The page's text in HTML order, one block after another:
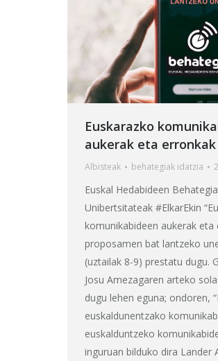
Euskarazko
aukerak eta
Albisteak behategiak idatzia
Euskal Hedabideen
Unibertsitateak #ElkarEkin
komunikabideen aukerak eta
proposamen bat lantzeko
(uztailak 8-9) prestatu dugu.
Josu Amezagaren arteko
dugu lehen eguna; ondoren,
euskaldunentzako
euskalduntzeko
inguruan bilduko dira Lander